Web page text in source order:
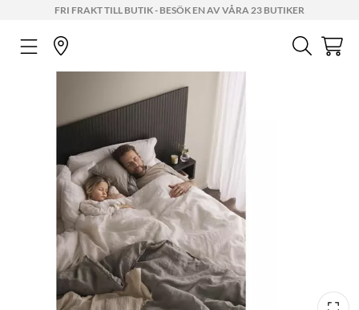
FRI FRAKT TILL BUTIK - BESÖK EN AV VÅRA 23 BUTIKER